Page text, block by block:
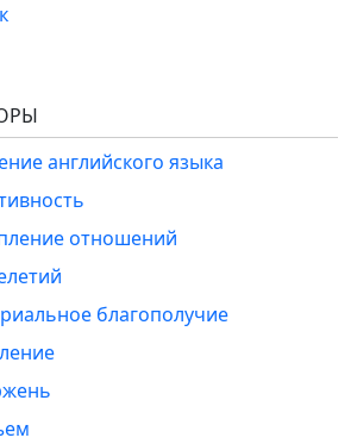
английского языка
отношений
благополучие